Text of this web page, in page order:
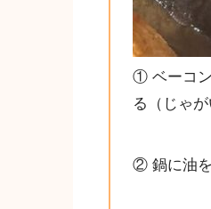
① ベーコン
る（じゃが
② 鍋に油